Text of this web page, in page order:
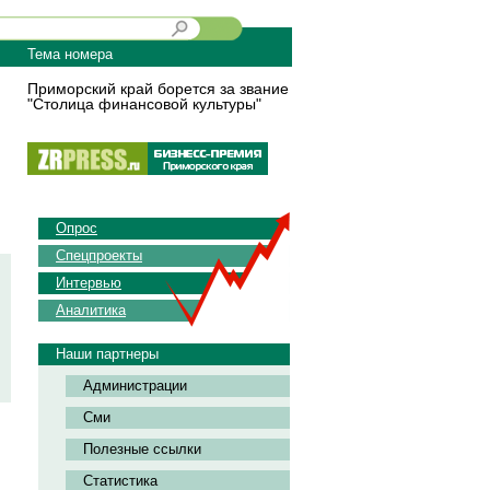
Тема номера
Приморский край борется за звание
"Столица финансовой культуры"
Опрос
Спецпроекты
Интервью
Аналитика
Наши партнеры
Администрации
Сми
Полезные ссылки
Статистика